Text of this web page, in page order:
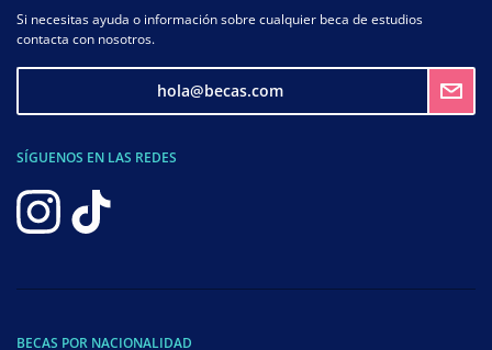
Si necesitas ayuda o información sobre cualquier beca de estudios
contacta con nosotros.
hola@becas.com
SÍGUENOS EN LAS REDES
BECAS POR NACIONALIDAD